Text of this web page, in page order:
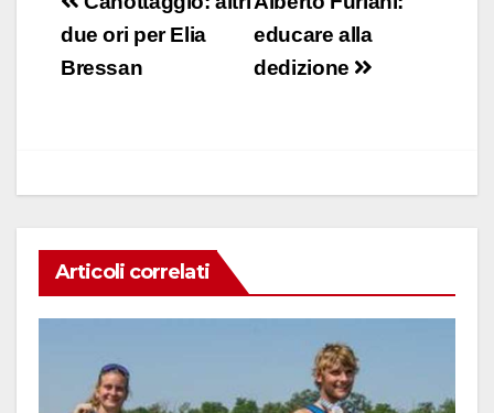
e
b
s
dI
di
vi
articoli
educare alla
dedizione
due ori per Elia
Bressan
Articoli correlati